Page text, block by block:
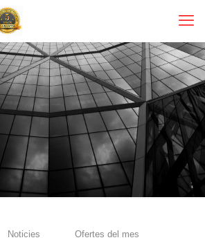
Noticies Ofertes del mes